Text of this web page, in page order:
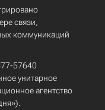
связи,
коммуникаций
57640
унитарное
агентство